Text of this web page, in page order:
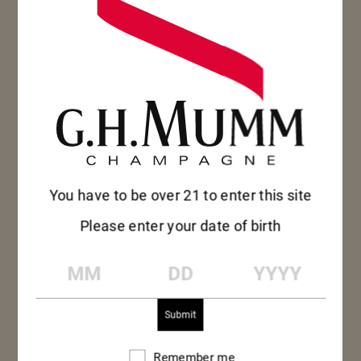
gelate. L’estate è arrivata tardi, con un mese di
temperature insolitamente basse in luglio. Le
vendemmie sono iniziate presto, il 20 settembre,
approfittando di condizioni climatiche molto
favorevoli per la maturazione delle uve. La
Maison Mumm si è così assicurata dei Pinot Noir
di qualità eccezionale. Questi dominano la
Vinothèque 1961 e provengono quasi
interamente dalla Montagne de Reims, da villaggi
Verzy. Lo Chardonnay della famosa Côte des
Blancs dona eleganza alla miscela (29%).
You have to be over 21 to enter this site
Please enter your date of birth
Remember me